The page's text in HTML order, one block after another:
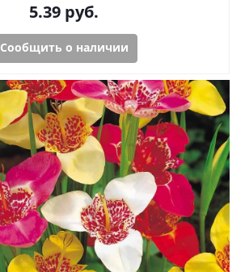
5.39 руб.
Сообщить о наличии